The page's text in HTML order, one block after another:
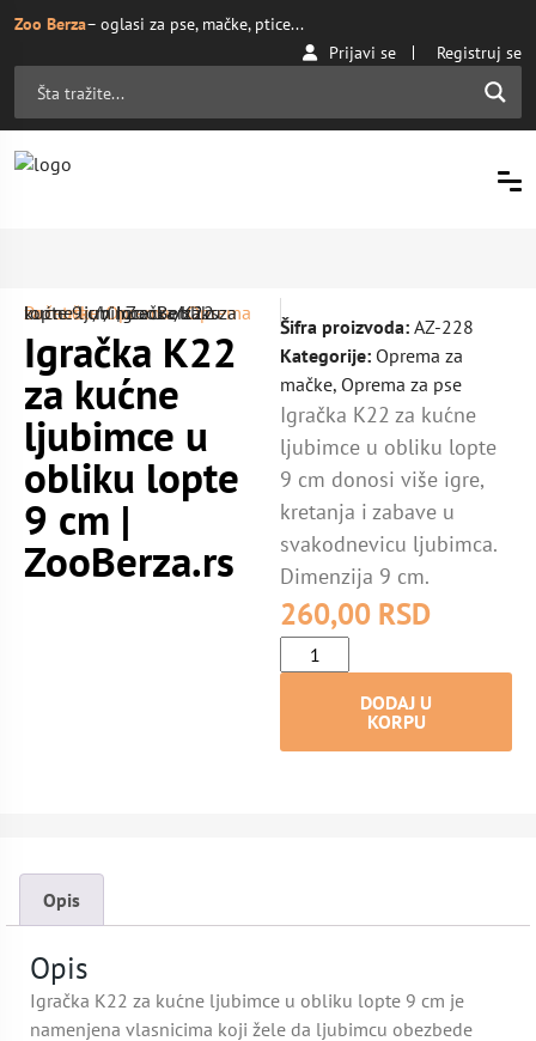
Zoo Berza– oglasi za pse, mačke, ptice...
Prijavi se
Registruj se
Početna/Oprema/
Oprema za mačke
/ Igračka K22 za kućne ljubimce u obliku lopte 9 cm | ZooBerza.rs
Igračka K22
za kućne
ljubimce u
obliku lopte
9 cm |
ZooBerza.rs
Šifra proizvoda: AZ-228
Kategorije: Oprema za
mačke, Oprema za pse
Igračka K22 za kućne
ljubimce u obliku lopte
9 cm donosi više igre,
kretanja i zabave u
svakodnevicu ljubimca.
Dimenzija 9 cm.
260,00 RSD
DODAJ U
KORPU
Opis
Opis
Igračka K22 za kućne ljubimce u obliku lopte 9 cm je
namenjena vlasnicima koji žele da ljubimcu obezbede